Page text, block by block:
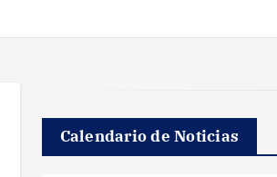
Calendario de Noticias